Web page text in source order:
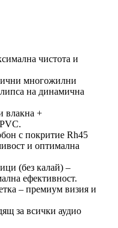
чистота и
многожилни
на динамична
влакна +
с покритие Rh45
и оптимална
(без калай) –
ефективност.
– премиум визия и
за всички аудио